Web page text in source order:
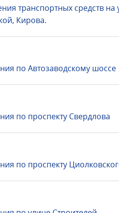
транспортных средств на
Кирова.
по Автозаводскому шоссе
по проспекту Свердлова
по проспекту